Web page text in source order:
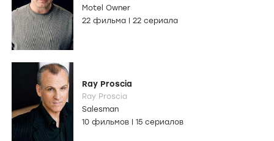
Motel Owner
22 фильма
22 сериала
Ray Proscia
Ray Proscia
Salesman
10 фильмов
15 сериалов